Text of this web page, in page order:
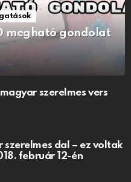
megható gondolat
szerelmes vers
szerelmes dal – ez voltak
február 12-én